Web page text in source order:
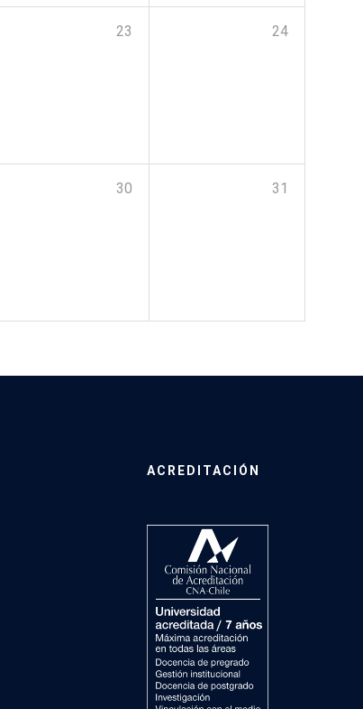
23 24
30 31
ACREDITACIÓN